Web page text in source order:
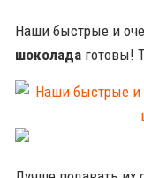
Наши быстрые и
шоколада готовы!